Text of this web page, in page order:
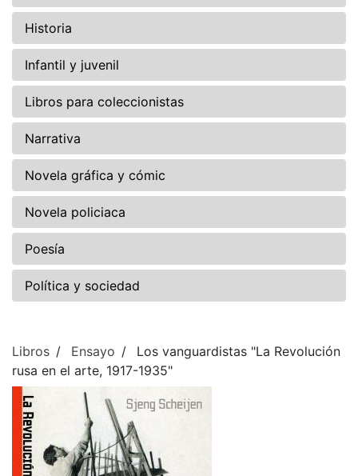
Historia
Infantil y juvenil
Libros para coleccionistas
Narrativa
Novela gráfica y cómic
Novela policiaca
Poesía
Política y sociedad
Libros Ensayo
Los vanguardistas "La Revolución
rusa en el arte, 1917-1935"